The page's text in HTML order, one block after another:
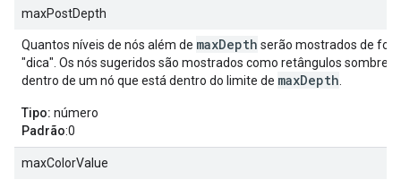
maxPostDepth
Quantos níveis de nós além de maxDepth serão mostrados de
"dica". Os nós sugeridos são mostrados como retângulos
dentro de um nó que está dentro do limite de maxDepth
Tipo: número
Padrão:0
maxColorValue